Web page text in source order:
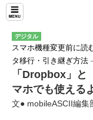
デジタル
スマホ機種変更前に
タ移行・引き継ぎ方法
「Dropbox」
マホでも使える
文● mobileASCII編集